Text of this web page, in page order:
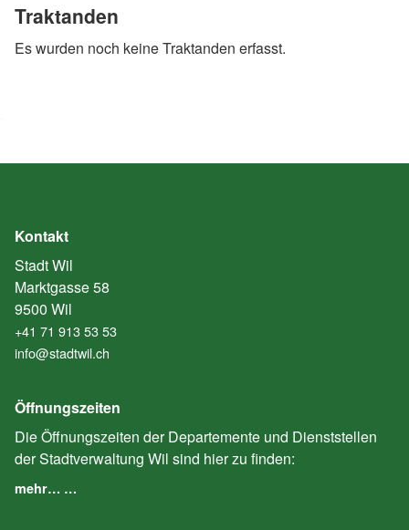
Traktanden
Es wurden noch keine Traktanden erfasst.
Kontakt
Stadt Wil
Marktgasse 58
9500 Wil
+41 71 913 53 53
info@stadtwil.ch
Öffnungszeiten
Die Öffnungszeiten der Departemente und Dienststellen
der Stadtverwaltung Wil sind hier zu finden:
mehr… …